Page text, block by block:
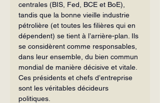
centrales (BIS, Fed, BCE et BoE),
tandis que la bonne vieille industrie
pétrolière (et toutes les filières qui en
dépendent) se tient à l’arrière-plan. Ils
se considèrent comme responsables,
dans leur ensemble, du bien commun
mondial de manière décisive et vitale.
Ces présidents et chefs d’entreprise
sont les véritables décideurs
politiques.